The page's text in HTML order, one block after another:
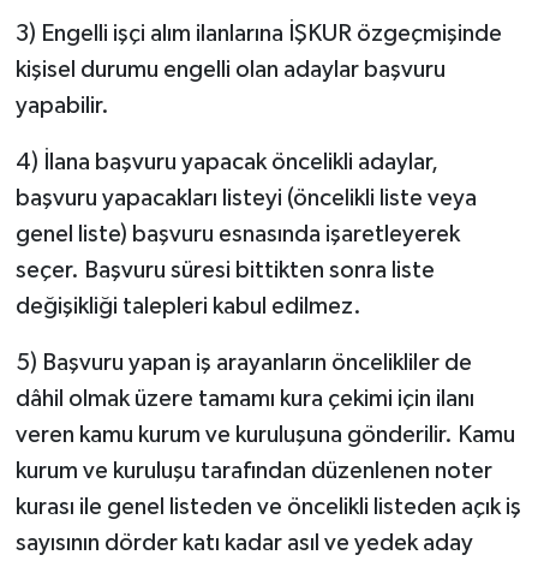
3) Engelli işçi alım ilanlarına İŞKUR özgeçmişinde
kişisel durumu engelli olan adaylar başvuru
yapabilir.
4) İlana başvuru yapacak öncelikli adaylar,
başvuru yapacakları listeyi (öncelikli liste veya
genel liste) başvuru esnasında işaretleyerek
seçer. Başvuru süresi bittikten sonra liste
değişikliği talepleri kabul edilmez.
5) Başvuru yapan iş arayanların öncelikliler de
dâhil olmak üzere tamamı kura çekimi için ilanı
veren kamu kurum ve kuruluşuna gönderilir. Kamu
kurum ve kuruluşu tarafından düzenlenen noter
kurası ile genel listeden ve öncelikli listeden açık iş
sayısının dörder katı kadar asıl ve yedek aday